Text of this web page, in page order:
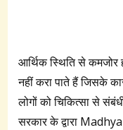
आर्थिक स्थिति से
नहीं करा पाते हैं जिसके
लोगों को चिकित्सा से
सरकार के द्वारा